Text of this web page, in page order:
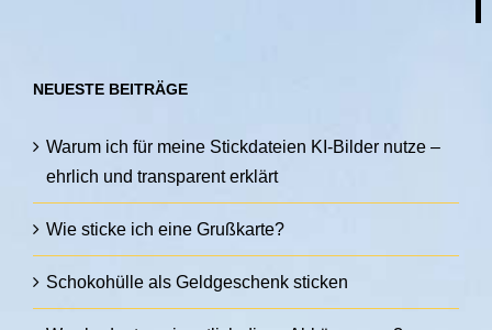
NEUESTE BEITRÄGE
Warum ich für meine Stickdateien KI-Bilder nutze –
ehrlich und transparent erklärt
Wie sticke ich eine Grußkarte?
Schokohülle als Geldgeschenk sticken